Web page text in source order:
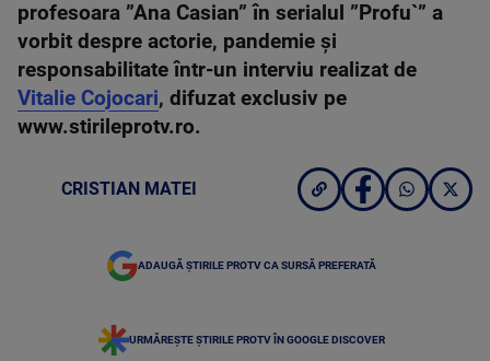
profesoara ”Ana Casian” în serialul ”Profu`” a
vorbit despre actorie, pandemie și
responsabilitate într-un interviu realizat de
Vitalie Cojocari, difuzat exclusiv pe
www.stirileprotv.ro.
CRISTIAN MATEI
ADAUGĂ ȘTIRILE PROTV CA SURSĂ PREFERATĂ
URMĂREȘTE ȘTIRILE PROTV ÎN GOOGLE DISCOVER